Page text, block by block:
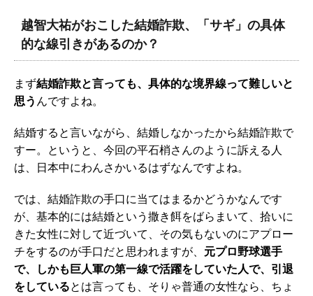
越智大祐がおこした結婚詐欺、「サギ」の具体
的な線引きがあるのか？
まず結婚詐欺と言っても、具体的な境界線って難しいと
思う んですよね。
結婚すると言いながら、結婚しなかったから結婚詐欺で
すー。というと、今回の平石梢さんのように訴える人
は、日本中にわんさかいるはずなんですよね。
では、結婚詐欺の手口に当てはまるかどうかなんです
が、基本的には結婚という撒き餌をばらまいて、拾いに
きた女性に対して近づいて、その気もないのにアプロー
チをするのが手口だと思われますが、 元プロ野球選手
で、しかも巨人軍の第一線で活躍をしていた人で、引退
をしているとは言っても、そりゃ普通の女性なら、ちょ